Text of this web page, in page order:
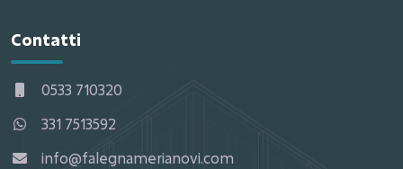
Contatti
0533 710320
331 7513592
info@falegnamerianovi.com